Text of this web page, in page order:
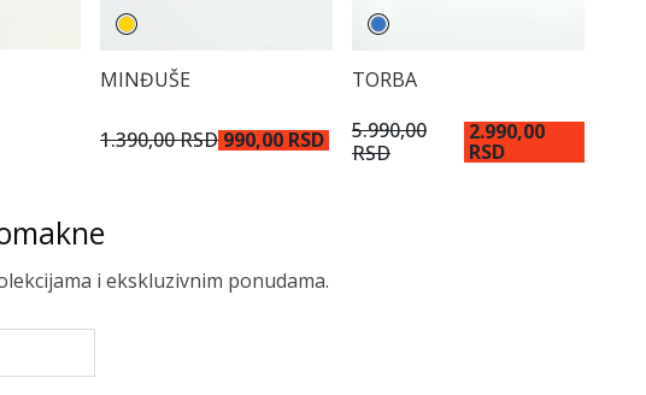
MINĐUŠE
1.390,00 RSD 990,00 RSD
TORBA
5.990,00
RSD
2.990,00
RSD
i ekskluzivnim ponudama.